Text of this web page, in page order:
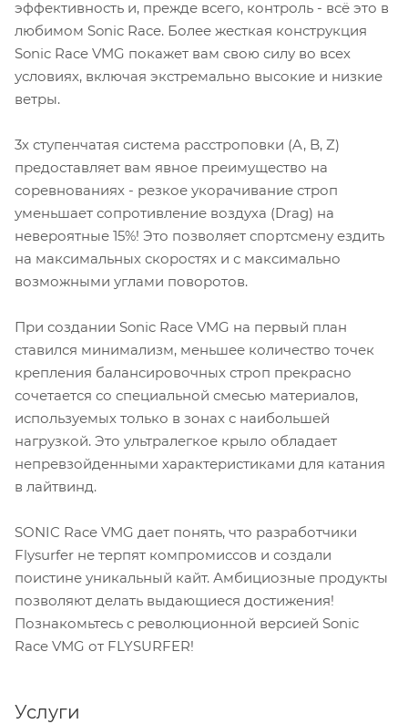
эффективность и, прежде всего, контроль - всё это в
любимом Sonic Race. Более жесткая конструкция
Sonic Race VMG покажет вам свою силу во всех
условиях, включая экстремально высокие и низкие
ветры.
3х ступенчатая система расстроповки (A, B, Z)
предоставляет вам явное преимущество на
соревнованиях - резкое укорачивание строп
уменьшает сопротивление воздуха (Drag) на
невероятные 15%! Это позволяет спортсмену ездить
на максимальных скоростях и с максимально
возможными углами поворотов.
При создании Sonic Race VMG на первый план
ставился минимализм, меньшее количество точек
крепления балансировочных строп прекрасно
сочетается со специальной смесью материалов,
используемых только в зонах с наибольшей
нагрузкой. Это ультралегкое крыло обладает
непревзойденными характеристиками для катания
в лайтвинд.
SONIC Race VMG дает понять, что разработчики
Flysurfer не терпят компромиссов и создали
поистине уникальный кайт. Амбициозные продукты
позволяют делать выдающиеся достижения!
Познакомьтесь с революционной версией Sonic
Race VMG от FLYSURFER!
Услуги